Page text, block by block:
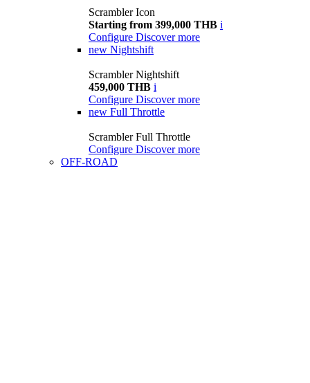
Scrambler Icon
Starting from 399,000 THB i
Configure Discover more
new Nightshift
Scrambler Nightshift
459,000 THB i
Configure Discover more
new Full Throttle
Scrambler Full Throttle
Configure Discover more
OFF-ROAD